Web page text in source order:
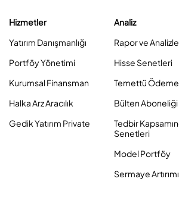
Hizmetler
Yatırım Danışmanlığı
Portföy Yönetimi
Kurumsal Finansman
Halka Arz Aracılık
Gedik Yatırım Private
Analiz
Rapor ve
Hisse Senetleri
Temettü
Bülten Aboneliği
Tedbir
Senetleri
Model Portföy
Sermaye Artırımı